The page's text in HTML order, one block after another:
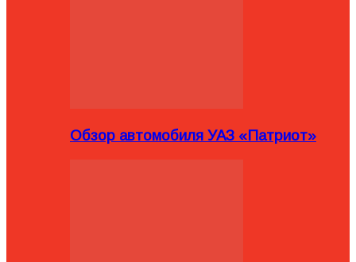
Обзор автомобиля УАЗ «Патриот»